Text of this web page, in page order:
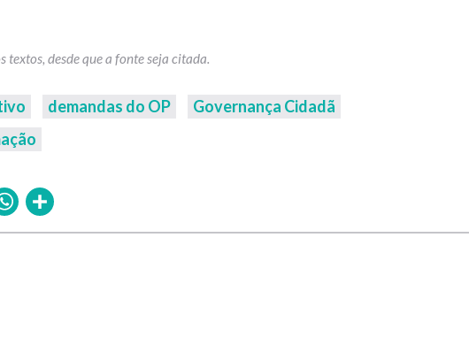
demandas do OP
Governança Cidadã
WhatsApp